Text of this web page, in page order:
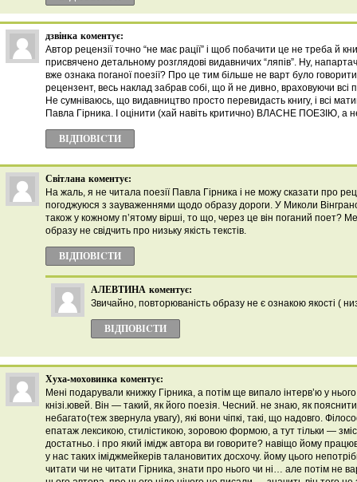
дзвінка коментує:
Автор рецензії точно “не має рації” і щоб побачити це не треба й
присвячено детальному розглядові видавничих “ляпів”. Ну,
вже ознака поганої поезії? Про це тим більше не варт було
рецензент, весь наклад забрав собі, що й не дивно, враховуючи всі
Не сумніваюсь, що видавництво просто перевидасть книгу, і всі
Павла Гірника. І оцінити (хай навіть критично) ВЛАСНЕ ПОЕЗІЮ, а
ВІДПОВІCТИ
Світлана коментує:
На жаль, я не читала поезії Павла Гірника і не можу сказати про
погоджуюся з зауваженнями щодо образу дороги. У Миколи
також у кожному п’ятому вірші, то що, через це він поганий поет?
образу не свідчить про низьку якість текстів.
ВІДПОВІCТИ
АЛЕВТИНА коментує:
Звичайно, повторюваність образу не є ознакою якості (
ВІДПОВІCТИ
Хуха-моховинка коментує:
Мені подарували книжку Гірника, а потім ще випало інтерв’ю у
кнізі.ювей. Він — такий, як його поезія. Чесний. не знаю, як
небагато(теж звернула увагу), які вони чіпкі, такі, що надовго.
епатаж лексикою, стилістикою, зоровою формою, а тут тільки —
достатньо. і про який імідж автора ви говорите? навіщо йому
у нас таких іміджмейкерів талановитих досхочу. йому цього
читати чи не читати Гірника, знати про нього чи ні… але потім не